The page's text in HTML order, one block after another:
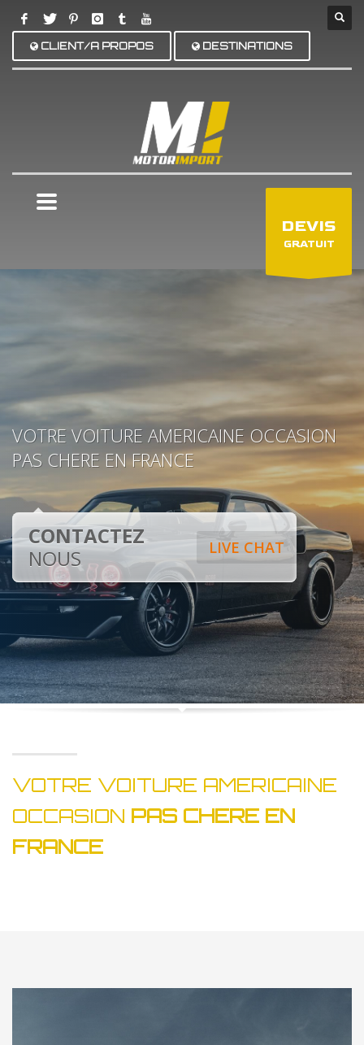
CLIENT/A PROPOS DESTINATIONS
DEVIS
GRATUIT
VOTRE VOITURE AMERICAINE OCCASION
PAS CHERE EN FRANCE
LIVE CHAT
CONTACTEZ
NOUS
VOTRE VOITURE AMERICAINE
OCCASION PAS CHERE EN
FRANCE